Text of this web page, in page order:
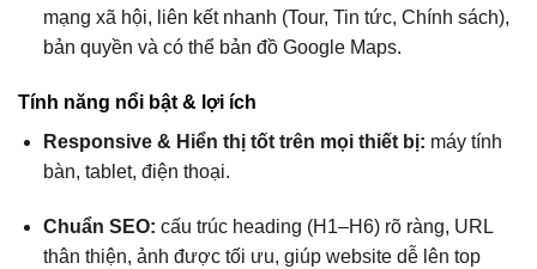
mạng xã hội, liên kết nhanh (Tour, Tin tức, Chính sách),
bản quyền và có thể bản đồ Google Maps.
Tính năng nổi bật & lợi ích
Responsive & Hiển thị tốt trên mọi thiết bị: máy tính
bàn, tablet, điện thoại.
Chuẩn SEO: cấu trúc heading (H1–H6) rõ ràng, URL
thân thiện, ảnh được tối ưu, giúp website dễ lên top